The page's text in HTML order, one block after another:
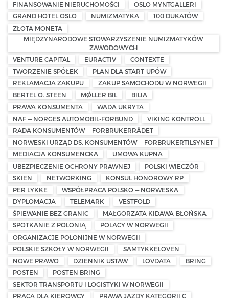
FINANSOWANIE NIERUCHOMOŚCI
OSLO MYNTGALLERI
GRAND HOTEL OSLO
NUMIZMATYKA
100 DUKATÓW
ZŁOTA MONETA
MIĘDZYNARODOWE STOWARZYSZENIE NUMIZMATYKÓW
ZAWODOWYCH
VENTURE CAPITAL
EURACTIV
CONTEXTE
TWORZENIE SPÓŁEK
PLAN DLA START-UPÓW
REKLAMACJA ZAKUPU
ZAKUP SAMOCHODU W NORWEGII
BERTEL O. STEEN
MØLLER BIL
BILIA
PRAWA KONSUMENTA
WADA UKRYTA
NAF — NORGES AUTOMOBIL-FORBUND
VIKING KONTROLL
RADA KONSUMENTÓW — FORBRUKERRÅDET
NORWESKI URZĄD DS. KONSUMENTÓW — FORBRUKERTILSYNET
MEDIACJA KONSUMENCKA
UMOWA KUPNA
UBEZPIECZENIE OCHRONY PRAWNEJ
POLSKI WIECZÓR
SKIEN
NETWORKING
KONSUL HONOROWY RP
PER LYKKE
WSPÓŁPRACA POLSKO — NORWESKA
DYPLOMACJA
TELEMARK
VESTFOLD
ŚPIEWANIE BEZ GRANIC
MAŁGORZATA KIDAWA-BŁOŃSKA
SPOTKANIE Z POLONIĄ
POLACY W NORWEGII
ORGANIZACJE POLONIJNE W NORWEGII
POLSKIE SZKOŁY W NORWEGII
SAMTYKKELOVEN
NOWE PRAWO
DZIENNIK USTAW LOVDATA
BRING
POSTEN
POSTEN BRING
SEKTOR TRANSPORTU I LOGISTYKI W NORWEGII
PRACA DLA KIEROWCY
PRAWA JAZDY KATEGORII C